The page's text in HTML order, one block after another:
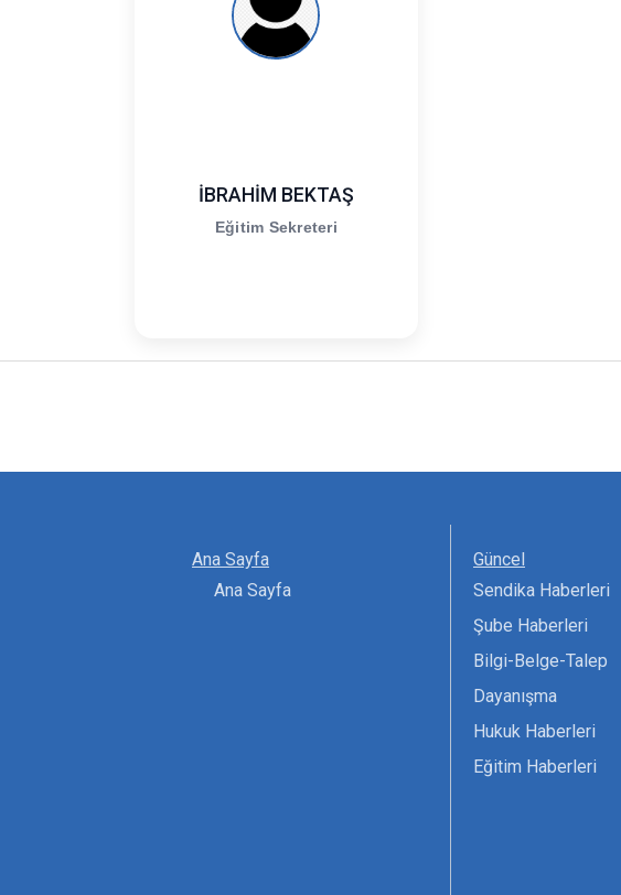
İBRAHİM BEKTAŞ
Eğitim Sekreteri
Ana Sayfa
Ana Sayfa
Güncel
Sendika Haberleri
Şube Haberleri
Bilgi-Belge-Talep
Dayanışma
Hukuk Haberleri
Eğitim Haberleri